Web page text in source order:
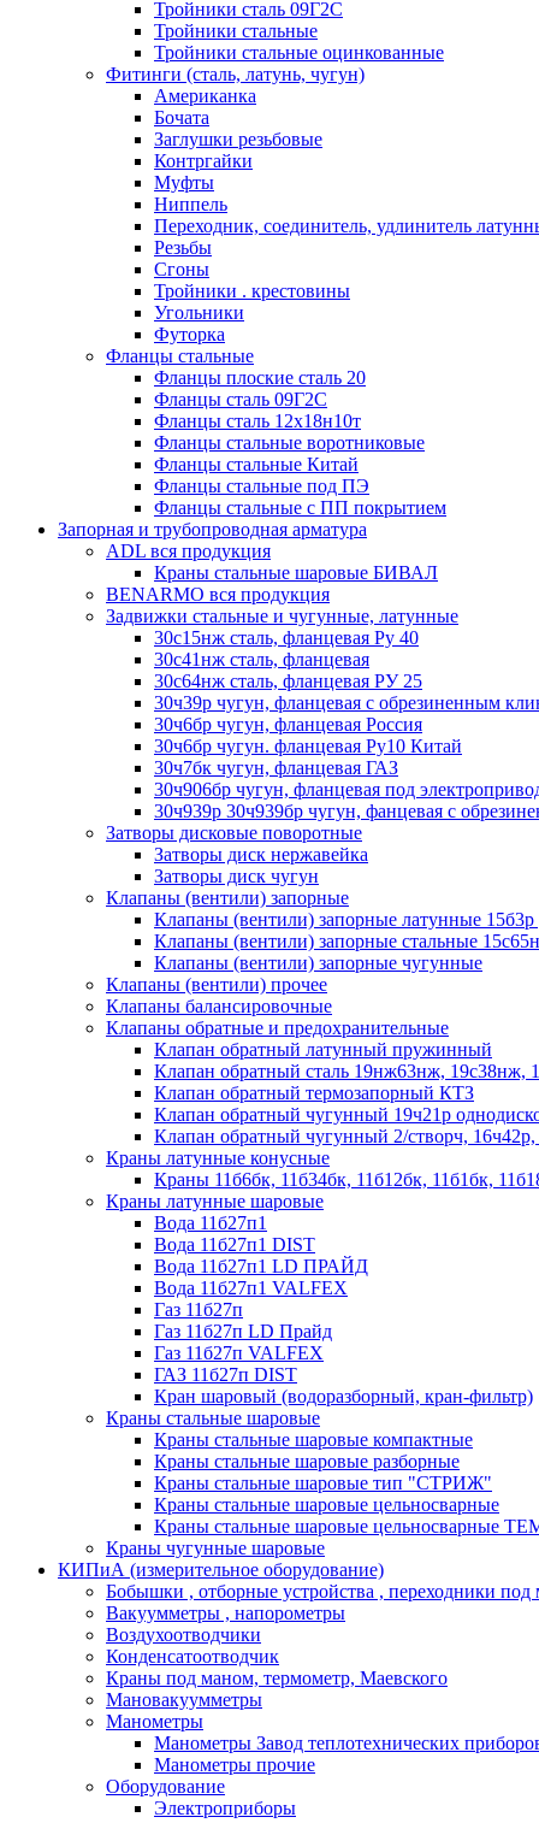
Тройники сталь 09Г2С
Тройники стальные
Тройники стальные оцинкованные
Фитинги (сталь, латунь, чугун)
Американка
Бочата
Заглушки резьбовые
Контргайки
Муфты
Ниппель
Переходник, соединитель, удлинитель
Резьбы
Сгоны
Тройники . крестовины
Угольники
Футорка
Фланцы стальные
Фланцы плоские сталь 20
Фланцы сталь 09Г2С
Фланцы сталь 12х18н10т
Фланцы стальные воротниковые
Фланцы стальные Китай
Фланцы стальные под ПЭ
Фланцы стальные с ПП покрытием
Запорная и трубопроводная арматура
ADL вся продукция
Краны стальные шаровые БИВАЛ
BENARMO вся продукция
Задвижки стальные и чугунные, латунные
30с15нж сталь, фланцевая Ру 40
30с41нж сталь, фланцевая
30с64нж сталь, фланцевая РУ 25
30ч39р чугун, фланцевая с обрезиненным
30ч6бр чугун, фланцевая Россия
30ч6бр чугун. фланцевая Ру10 Китай
30ч7бк чугун, фланцевая ГАЗ
30ч906бр чугун, фланцевая под
30ч939р 30ч939бр чугун, фанцевая с
Затворы дисковые поворотные
Затворы диск нержавейка
Затворы диск чугун
Клапаны (вентили) запорные
Клапаны (вентили) запорные латунные 15б3р
Клапаны (вентили) запорные стальные
Клапаны (вентили) запорные чугунные
Клапаны (вентили) прочее
Клапаны балансировочные
Клапаны обратные и предохранительные
Клапан обратный латунный пружинный
Клапан обратный сталь 19нж63нж, 19с38нж,
Клапан обратный термозапорный КТЗ
Клапан обратный чугунный 19ч21р
Клапан обратный чугунный 2/створч, 16ч42р,
Краны латунные конусные
Краны 11б6бк, 11б34бк, 11б12бк, 11б1бк,
Краны латунные шаровые
Вода 11б27п1
Вода 11б27п1 DIST
Вода 11б27п1 LD ПРАЙД
Вода 11б27п1 VALFEX
Газ 11б27п
Газ 11б27п LD Прайд
Газ 11б27п VALFEX
ГАЗ 11б27п DIST
Кран шаровый (водоразборный, кран-фильтр)
Краны стальные шаровые
Краны стальные шаровые компактные
Краны стальные шаровые разборные
Краны стальные шаровые тип "СТРИЖ"
Краны стальные шаровые цельносварные
Краны стальные шаровые цельносварные
Краны чугунные шаровые
КИПиА (измерительное оборудование)
Бобышки , отборные устройства , переходники под
Вакуумметры , напорометры
Воздухоотводчики
Конденсатоотводчик
Краны под маном, термометр, Маевского
Мановакуумметры
Манометры
Манометры Завод теплотехнических
Манометры прочие
Оборудование
Электроприборы